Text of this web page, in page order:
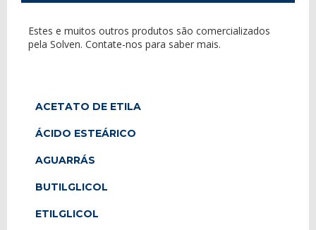
Estes e muitos outros produtos são comercializados
pela Solven. Contate-nos para saber mais.
ACETATO DE ETILA
ÁCIDO ESTEÁRICO
AGUARRÁS
BUTILGLICOL
ETILGLICOL